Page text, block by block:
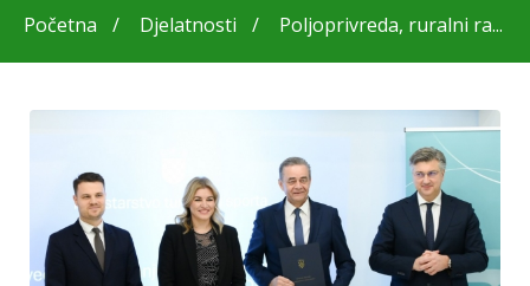
Početna Djelatnosti Poljoprivreda, ruralni ra...